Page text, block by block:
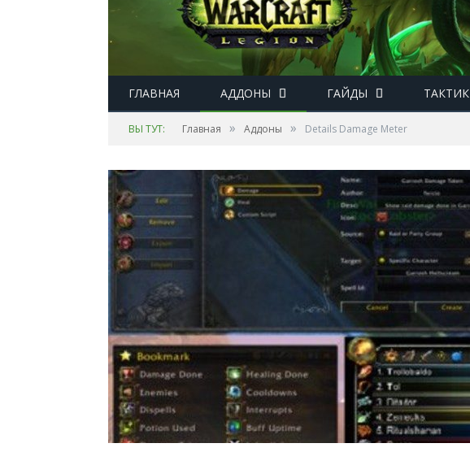
ГЛАВНАЯ АДДОНЫ ГАЙДЫ
ВЫ ТУТ: Главная » Аддоны » Details Damage Meter